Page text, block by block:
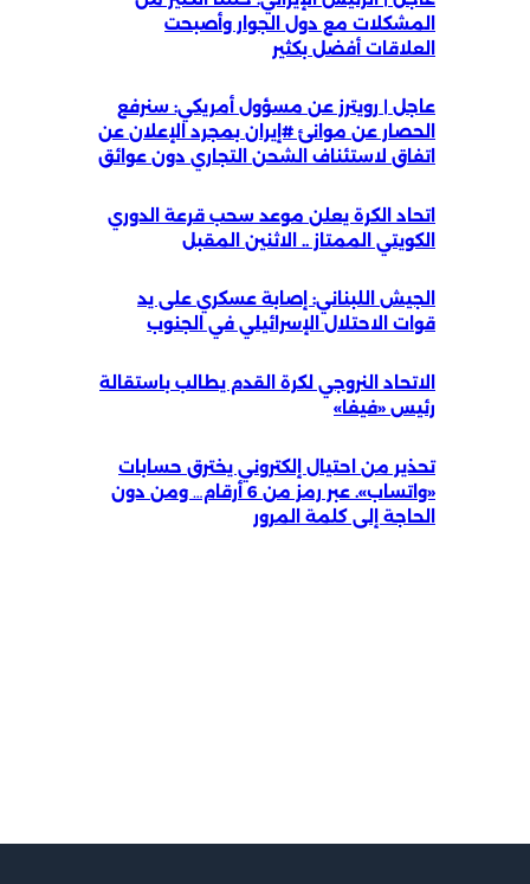
المشكلات مع دول الجوار وأصبحت
العلاقات أفضل بكثير
عاجل | رويترز عن مسؤول أمريكي: سنرفع
الحصار عن موانئ #إيران بمجرد الإعلان عن
اتفاق لاستئناف الشحن التجاري دون عوائق
اتحاد الكرة يعلن موعد سحب قرعة الدوري
الكويتي الممتاز .. الاثنين المقبل
الجيش اللبناني: إصابة عسكري على يد
قوات الاحتلال الإسرائيلي في الجنوب
الاتحاد النروجي لكرة القدم يطالب باستقالة
رئيس «فيفا»
تحذير من احتيال إلكتروني يخترق حسابات
«واتساب». عبر رمز من 6 أرقام… ومن دون
الحاجة إلى كلمة المرور